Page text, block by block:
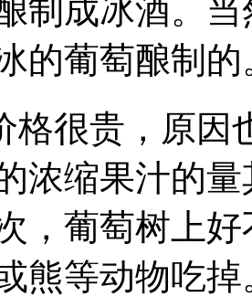
制成冰酒。
的葡萄酿制的
格很贵，原因
浓缩果汁的
，葡萄树上
熊等动物吃